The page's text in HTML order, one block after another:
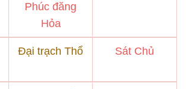
Phúc đăng
Hỏa
Đại trạch Thổ Sát Chủ